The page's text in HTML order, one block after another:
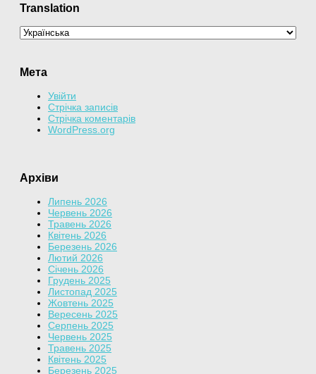
Translation
Мета
Увійти
Стрічка записів
Стрічка коментарів
WordPress.org
Архіви
Липень 2026
Червень 2026
Травень 2026
Квітень 2026
Березень 2026
Лютий 2026
Січень 2026
Грудень 2025
Листопад 2025
Жовтень 2025
Вересень 2025
Серпень 2025
Червень 2025
Травень 2025
Квітень 2025
Березень 2025